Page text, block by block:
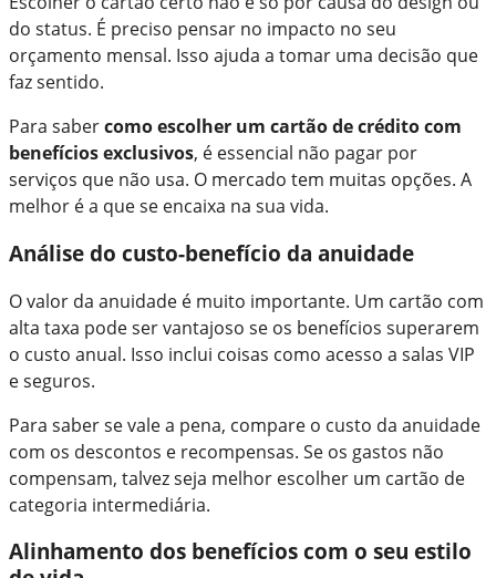
do status. É preciso pensar no impacto no seu
orçamento mensal. Isso ajuda a tomar uma decisão que
faz sentido.
Para sabercomo escolher um cartão de crédito com
benefícios exclusivos, é essencial não pagar por
serviços que não usa. O mercado tem muitas opções. A
melhor é a que se encaixa na sua vida.
Análise do custo-benefício da anuidade
O valor da anuidade é muito importante. Um cartão com
alta taxa pode ser vantajoso se os benefícios superarem
o custo anual. Isso inclui coisas como acesso a salas VIP
e seguros.
Para saber se vale a pena, compare o custo da anuidade
com os descontos e recompensas. Se os gastos não
compensam, talvez seja melhor escolher um cartão de
categoria intermediária.
Alinhamento dos benefícios com o seu estilo